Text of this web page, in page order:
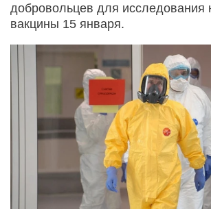
добровольцев для исследования
вакцины 15 января.